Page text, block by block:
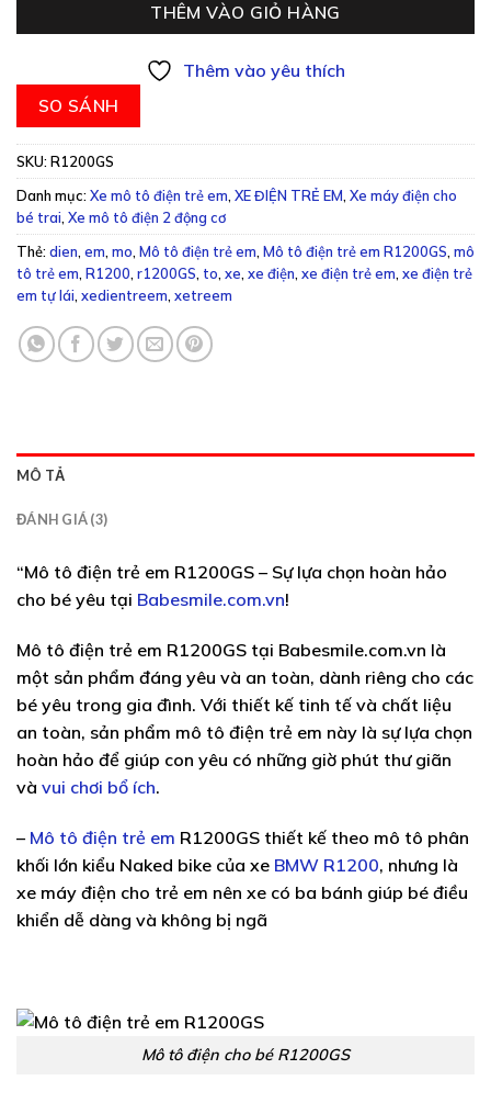
THÊM VÀO GIỎ HÀNG
Thêm vào yêu thích
SO SÁNH
SKU: R1200GS
Danh mục: Xe mô tô điện trẻ em, XE ĐIỆN TRẺ EM, Xe máy điện cho
bé trai, Xe mô tô điện 2 động cơ
Thẻ: dien, em, mo, Mô tô điện trẻ em, Mô tô điện trẻ em R1200GS, mô
tô trẻ em, R1200, r1200GS, to, xe, xe điện, xe điện trẻ em, xe điện trẻ
em tự lái, xedientreem, xetreem
MÔ TẢ
ĐÁNH GIÁ (3)
“Mô tô điện trẻ em R1200GS – Sự lựa chọn hoàn hảo
cho bé yêu tại Babesmile.com.vn!
Mô tô điện trẻ em R1200GS tại Babesmile.com.vn là
một sản phẩm đáng yêu và an toàn, dành riêng cho các
bé yêu trong gia đình. Với thiết kế tinh tế và chất liệu
an toàn, sản phẩm mô tô điện trẻ em này là sự lựa chọn
hoàn hảo để giúp con yêu có những giờ phút thư giãn
và vui chơi bổ ích.
– Mô tô điện trẻ em R1200GS thiết kế theo mô tô phân
khối lớn kiểu Naked bike của xe BMW R1200, nhưng là
xe máy điện cho trẻ em nên xe có ba bánh giúp bé điều
khiển dễ dàng và không bị ngã
Mô tô điện cho bé R1200GS